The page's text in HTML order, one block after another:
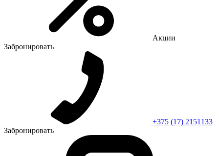
Акции
Забронировать
+375 (17) 2151133
Забронировать